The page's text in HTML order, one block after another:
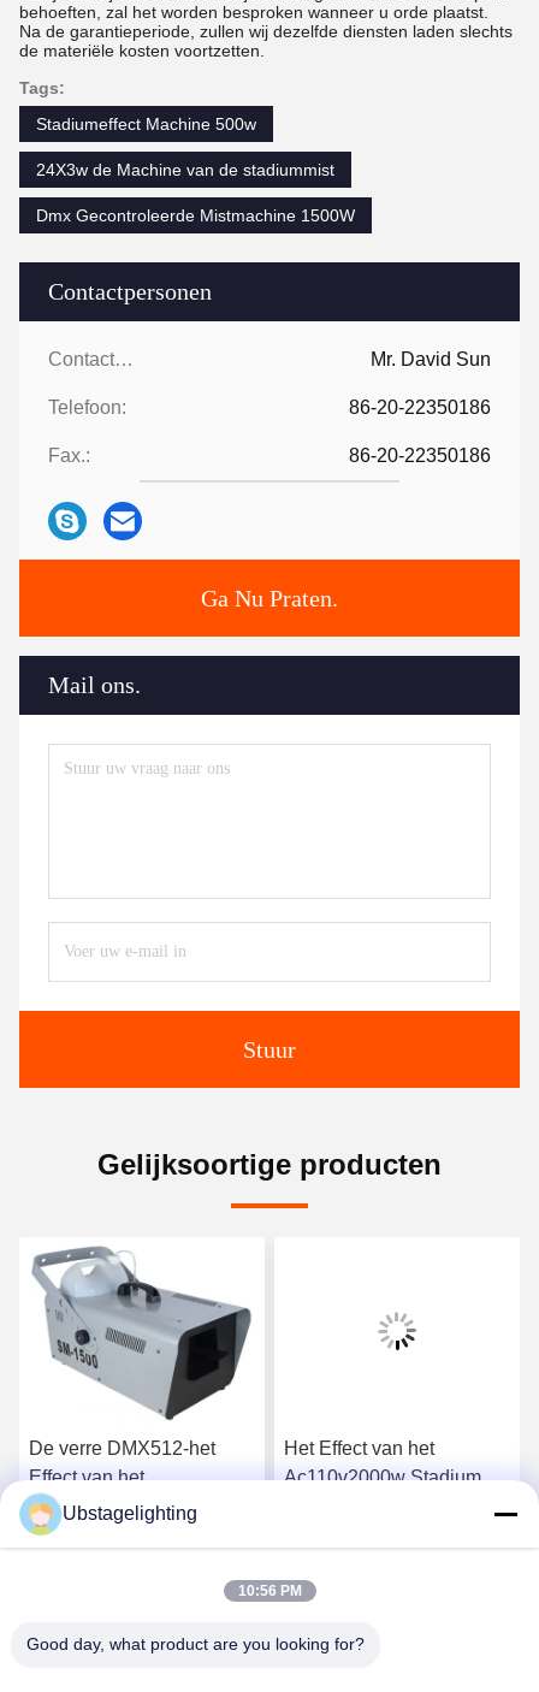
Contactpersonen
Contactpersonen: Mr. David Sun
Telefoon: 86-20-22350186
Fax.: 86-20-22350186
Ga Nu Praten.
Mail ons.
Stuur
behoeften, zal het worden besproken wanneer u orde plaatst.
Na de garantieperiode, zullen wij dezelfde diensten laden slechts
de materiële kosten voortzetten.
Tags:
Stadiumeffect Machine 500w
24X3w de Machine van de stadiummist
Dmx Gecontroleerde Mistmachine 1500W
Gelijksoortige producten
De verre DMX512-het
Effect van het
Controlestadium Machine
van de Machine 50-60m2
Het Effect van het
Ac110v2000w Stadium
Ubstagelighting
10:56 PM
Good day, what product are you looking for?